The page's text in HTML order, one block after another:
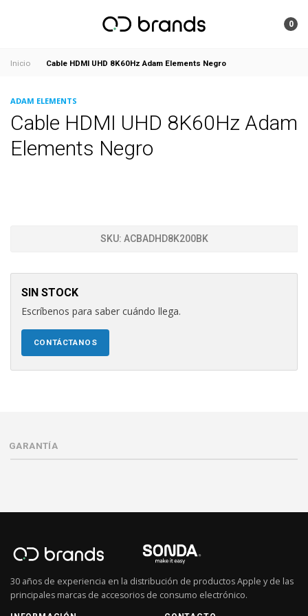
0
Inicio Cable HDMI UHD 8K60Hz Adam Elements Negro
ADAM ELEMENTS
Cable HDMI UHD 8K60Hz Adam
Elements Negro
SKU: ACBADHD8K200BK
SIN STOCK
Escríbenos para saber cuándo llega.
CONTÁCTANOS
GARANTÍA
30 años de experiencia en la distribución de productos Apple y de las
principales marcas de accesorios de consumo electrónico.